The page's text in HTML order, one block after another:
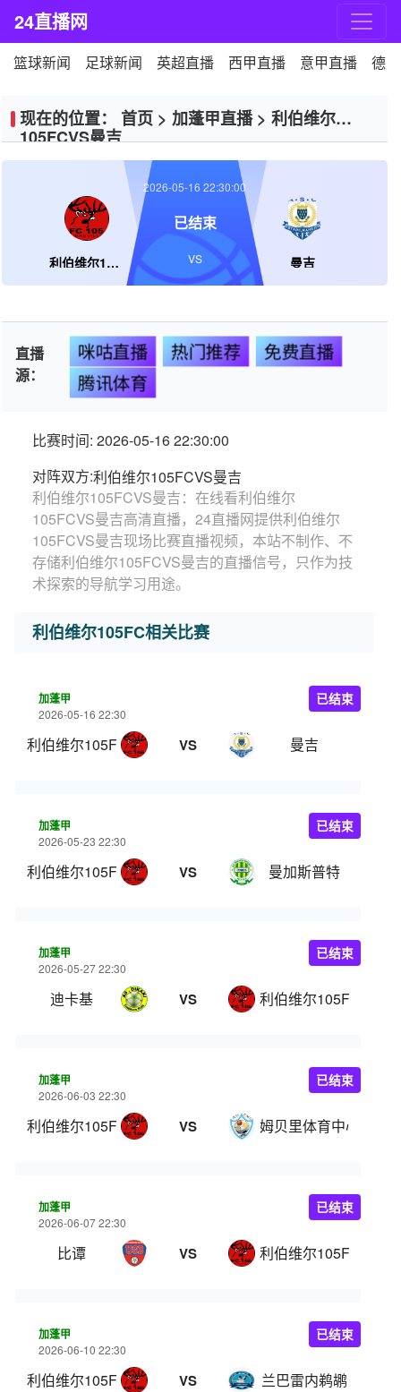
24直播网
篮球新闻 足球新闻 英超直播 西甲直播 意甲直播 德
现在的位置： 首页 > 加蓬甲直播> 利伯维尔
105FCVS曼吉
利伯维尔105FC 曼吉
2026-05-16 22:30:00
已结束
VS
直播
源：
咪咕直播 热门推荐
免费直播
腾讯体育
比赛时间: 2026-05-16 22:30:00
对阵双方:利伯维尔105FCVS曼吉
利伯维尔105FCVS曼吉：在线看利伯维尔
105FCVS曼吉高清直播，24直播网提供利伯维尔
105FCVS曼吉现场比赛直播视频，本站不制作、不
存储利伯维尔105FCVS曼吉的直播信号，只作为技
术探索的导航学习用途。
利伯维尔105FC相关比赛
加蓬甲
2026-05-16 22:30
利伯维尔105FC VS 曼吉
已结束
加蓬甲
2026-05-23 22:30
利伯维尔105FC VS 曼加斯普特
已结束
加蓬甲
2026-05-27 22:30
迪卡基 VS 利伯维尔105FC
已结束
加蓬甲
2026-06-03 22:30
利伯维尔105FC VS 姆贝里体育中心
已结束
加蓬甲
2026-06-07 22:30
比谭 VS 利伯维尔105FC
已结束
加蓬甲
2026-06-10 22:30
利伯维尔105FC VS 兰巴雷内鹈鹕
已结束